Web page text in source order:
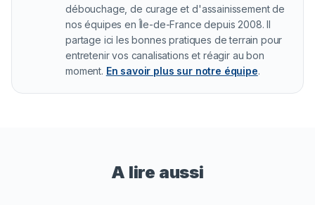
débouchage, de curage et d'assainissement de
nos équipes en Île-de-France depuis 2008. Il
partage ici les bonnes pratiques de terrain pour
entretenir vos canalisations et réagir au bon
moment. En savoir plus sur notre équipe.
A lire aussi